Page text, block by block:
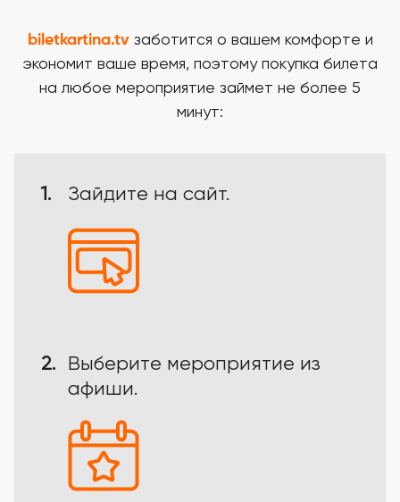
biletkartina.tv заботится о вашем комфорте и
экономит ваше время, поэтому покупка билета
на любое мероприятие займет не более 5
минут:
1. Зайдите на сайт.
2.
Выберите мероприятие из
афиши.